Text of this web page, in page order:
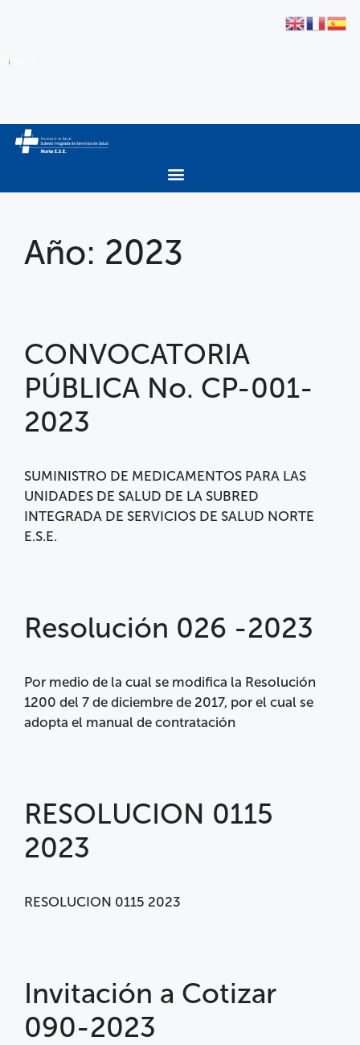
Año: 2023
CONVOCATORIA
PÚBLICA No. CP-001-
2023
SUMINISTRO DE MEDICAMENTOS PARA LAS
UNIDADES DE SALUD DE LA SUBRED
INTEGRADA DE SERVICIOS DE SALUD NORTE
E.S.E.
Resolución 026 -2023
Por medio de la cual se modifica la Resolución
1200 del 7 de diciembre de 2017, por el cual se
adopta el manual de contratación
RESOLUCION 0115
2023
RESOLUCION 0115 2023
Invitación a Cotizar
090-2023